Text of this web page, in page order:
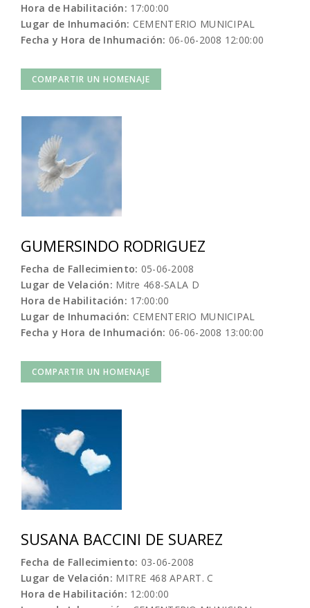
Hora de Habilitación: 17:00:00
Lugar de Inhumación: CEMENTERIO MUNICIPAL
Fecha y Hora de Inhumación: 06-06-2008 12:00:00
COMPARTIR UN HOMENAJE
GUMERSINDO RODRIGUEZ
Fecha de Fallecimiento: 05-06-2008
Lugar de Velación: Mitre 468-SALA D
Hora de Habilitación: 17:00:00
Lugar de Inhumación: CEMENTERIO MUNICIPAL
Fecha y Hora de Inhumación: 06-06-2008 13:00:00
COMPARTIR UN HOMENAJE
SUSANA BACCINI DE SUAREZ
Fecha de Fallecimiento: 03-06-2008
Lugar de Velación: MITRE 468 APART. C
Hora de Habilitación: 12:00:00